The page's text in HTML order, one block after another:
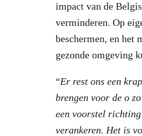
impact van de
verminderen. Op
beschermen, en het
gezonde omgeving
“Er rest ons een
brengen voor de o
een voorstel
verankeren. Het is